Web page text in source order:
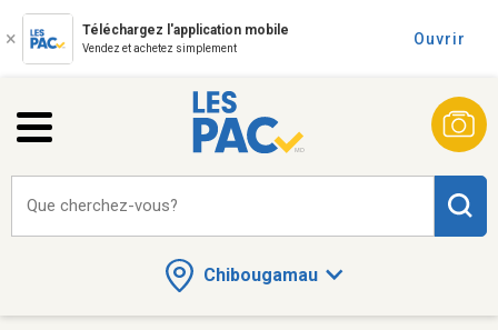
Téléchargez l'application mobile
Vendez et achetez simplement
Ouvrir
Chibougamau
Que cherchez-vous?